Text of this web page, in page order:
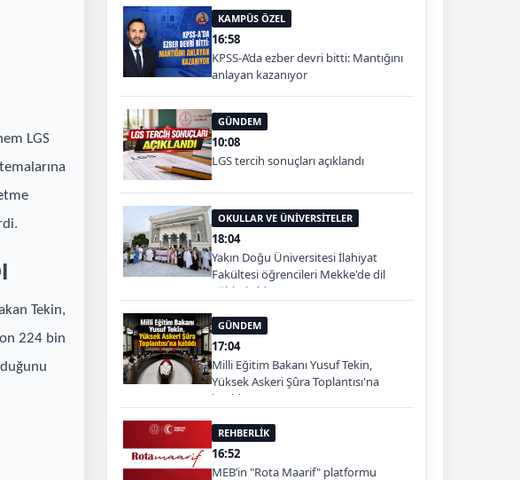
LGS
Tekin,
224 bin
KAMPÜS ÖZEL
16:58
KPSS-A’da ezber devri bitti: Mantığını
anlayan kazanıyor
GÜNDEM
10:08
LGS tercih sonuçları açıklandı
OKULLAR VE ÜNİVERSİTELER
18:04
Yakın Doğu Üniversitesi İlahiyat
Fakültesi öğrencileri Mekke'de dil
eğitimi aldı
GÜNDEM
17:04
Milli Eğitim Bakanı Yusuf Tekin,
Yüksek Askeri Şûra Toplantısı'na
katıldı
REHBERLİK
16:52
MEB’in "Rota Maarif" platformu